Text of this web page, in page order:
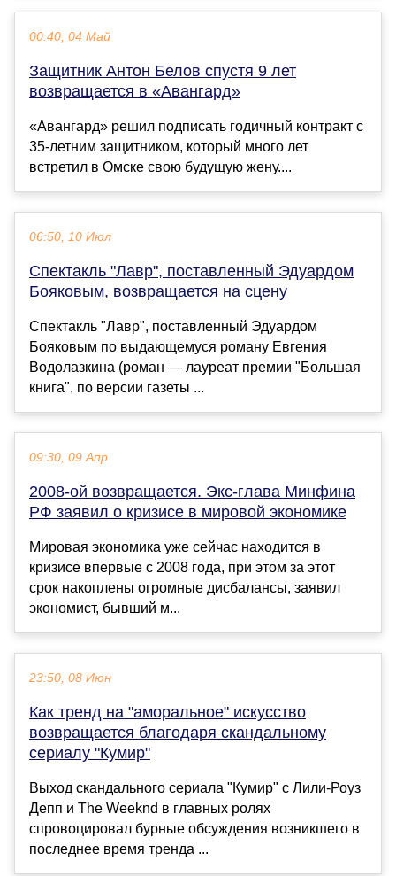
00:40, 04 Май
Защитник Антон Белов спустя 9 лет
возвращается в «Авангард»
«Авангард» решил подписать годичный контракт с
35-летним защитником, который много лет
встретил в Омске свою будущую жену....
06:50, 10 Июл
Спектакль "Лавр", поставленный Эдуардом
Бояковым, возвращается на сцену
Спектакль "Лавр", поставленный Эдуардом
Бояковым по выдающемуся роману Евгения
Водолазкина (роман — лауреат премии "Большая
книга", по версии газеты ...
09:30, 09 Апр
2008-ой возвращается. Экс-глава Минфина
РФ заявил о кризисе в мировой экономике
Мировая экономика уже сейчас находится в
кризисе впервые с 2008 года, при этом за этот
срок накоплены огромные дисбалансы, заявил
экономист, бывший м...
23:50, 08 Июн
Как тренд на "аморальное" искусство
возвращается благодаря скандальному
сериалу "Кумир"
Выход скандального сериала "Кумир" с Лили-Роуз
Депп и The Weeknd в главных ролях
спровоцировал бурные обсуждения возникшего в
последнее время тренда ...